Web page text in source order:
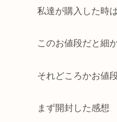
私達が購入した時
このお値段だと細
それどころかお値
まず開封した感想